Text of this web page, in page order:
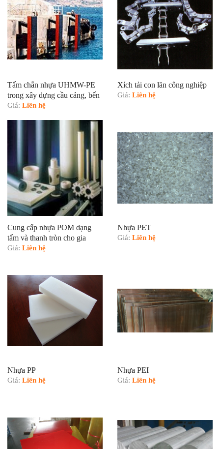
Tấm chắn nhựa UHMW-PE
trong xây dựng cầu cảng, bến
tàu
Giá: Liên hệ
Xích tải con lăn công nghiệp
Giá: Liên hệ
Cung cấp nhựa POM dạng
tấm và thanh tròn cho gia
công cơ khí
Giá: Liên hệ
Nhựa PET
Giá: Liên hệ
Nhựa PP
Giá: Liên hệ
Nhựa PEI
Giá: Liên hệ